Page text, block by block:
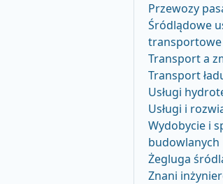
Przewozy
Śródlądowe
transportowe
Transport a
Transport
Usługi
Usługi i
Wydobycie i
budowlanych
Żegluga
Znani